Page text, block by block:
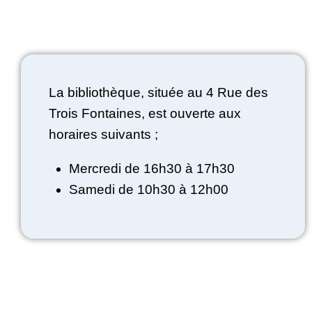
La bibliothèque, située au 4 Rue des
Trois Fontaines, est ouverte aux
horaires suivants ;
Mercredi de 16h30 à 17h30
Samedi de 10h30 à 12h00